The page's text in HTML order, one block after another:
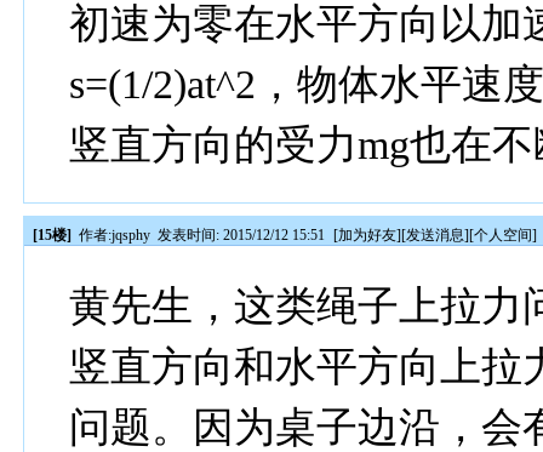
初速为零在水平方向以加
s=(1/2)at^2，物体水平速
竖直方向的受力mg也在
[15楼] 作者:jqsphy 发表时间: 2015/12/12 15:51 [加为好友][发送消息][个人空间]
黄先生，这类绳子上拉力
竖直方向和水平方向上拉
问题。因为桌子边沿，